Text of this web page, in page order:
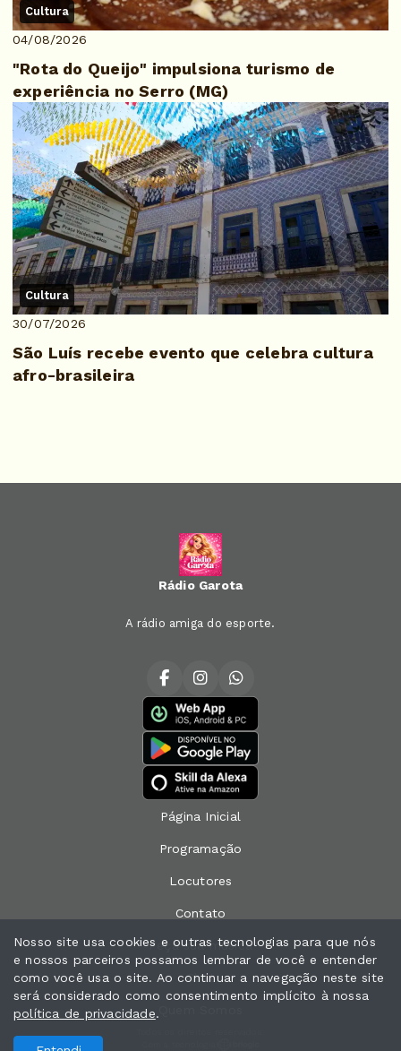
Cultura
04/08/2026
"Rota do Queijo" impulsiona turismo de
experiência no Serro (MG)
Cultura
30/07/2026
São Luís recebe evento que celebra cultura
afro-brasileira
Rádio Garota
A rádio amiga do esporte.
Página Inicial
Programação
Locutores
Contato
Peça sua música
Chat
Nosso site usa cookies e outras tecnologias para que nós
e nossos parceiros possamos lembrar de você e entender
como você usa o site. Ao continuar a navegação neste site
será considerado como consentimento implícito à nossa
política de privacidade.